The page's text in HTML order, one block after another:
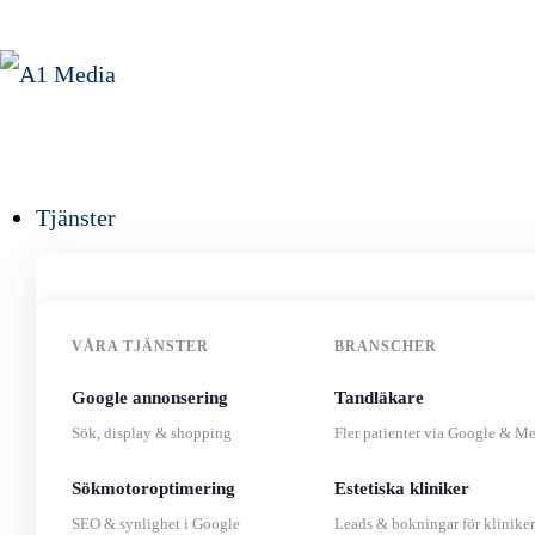
Tjänster
VÅRA TJÄNSTER
Google annonsering
Sök, display & shopping
Sökmotoroptimering
SEO & synlighet i Google
BRANSCHER
Tandläkare
Fler patienter via Google &
Estetiska kliniker
Leads & bokningar för kliniker